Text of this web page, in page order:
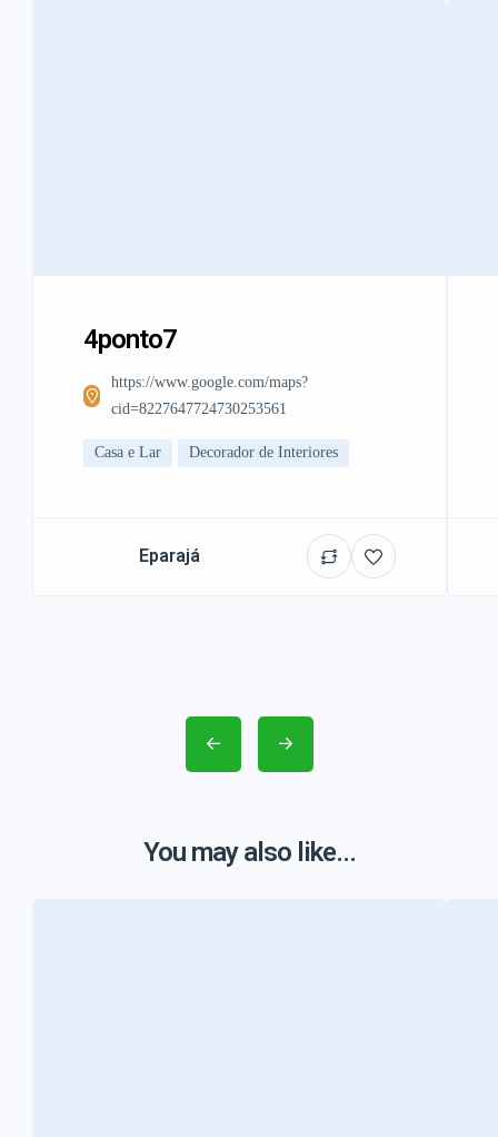
4ponto7
https://www.google.com/maps?
cid=8227647724730253561
Casa e Lar Decorador de Interiores
Eparajá
You may also like...